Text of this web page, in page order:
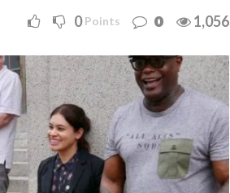
0 Points 0 1,056